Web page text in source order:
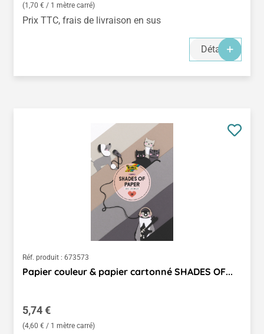
(1,70 € / 1 mètre carré)
Prix TTC, frais de livraison en sus
Détails
Réf. produit : 673573
Papier couleur & papier cartonné SHADES OF...
Prix régulier :
5,74 €
(4,60 € / 1 mètre carré)